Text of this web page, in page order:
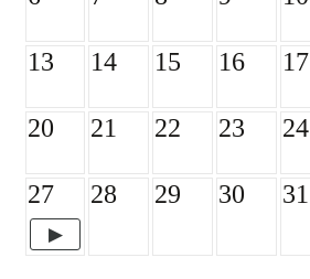
13 14 15 16 17
20 21 22 23 24
27 28 29 30 31